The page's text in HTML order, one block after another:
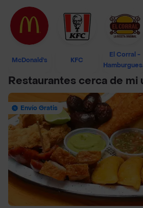
McDonald's KFC
El Corral -
Restaurantes cerca de mi
Envío Gratis